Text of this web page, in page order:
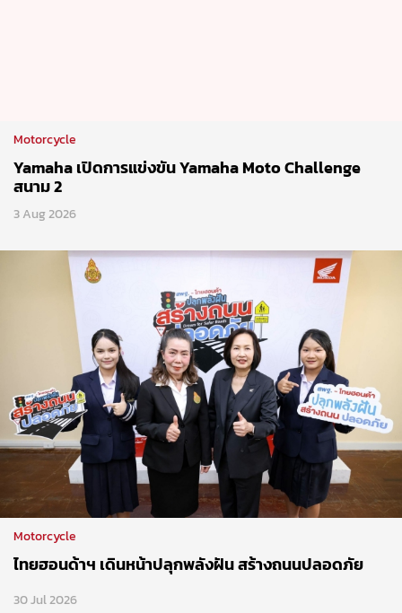
Motorcycle
Yamaha เปิดการแข่งขัน Yamaha Moto Challenge
สนาม 2
3 Aug 2026
Motorcycle
ไทยฮอนด้าฯ เดินหน้าปลุกพลังฝัน สร้างถนนปลอดภัย
30 Jul 2026